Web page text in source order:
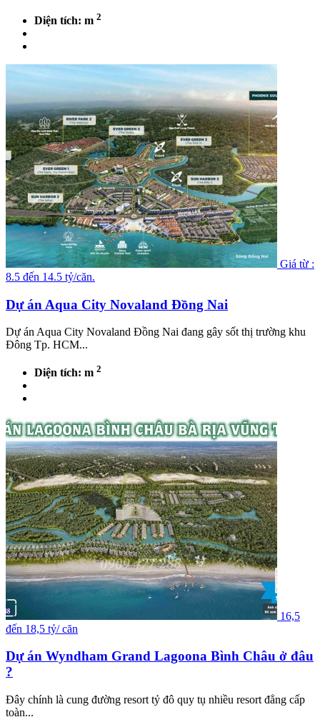
Diện tích: m 2
Giá từ :
8.5 đến 14.5 tỷ/căn.
Dự án Aqua City Novaland Đồng Nai
Dự án Aqua City Novaland Đồng Nai đang gây sốt thị trường khu
Đông Tp. HCM...
Diện tích: m 2
16,5
đến 18,5 tỷ/ căn
Dự án Wyndham Grand Lagoona Bình Châu ở đâu
?
Đây chính là cung đường resort tỷ đô quy tụ nhiều resort đẳng cấp
toàn...